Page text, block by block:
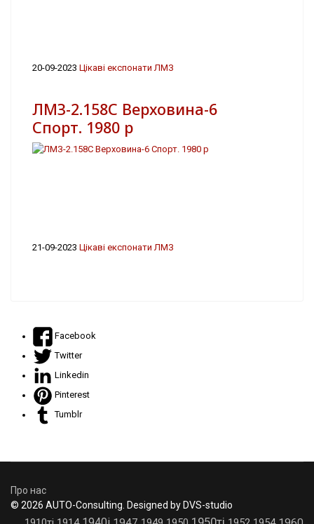
20-09-2023 Цікаві експонати ЛМЗ
ЛМЗ-2.158С Верховина-6
Спорт. 1980 р
21-09-2023 Цікаві експонати ЛМЗ
Facebook
Twitter
Linkedin
Pinterest
Tumblr
Про нас
© 2026 AUTO-Consulting. Designed by DVS-studio